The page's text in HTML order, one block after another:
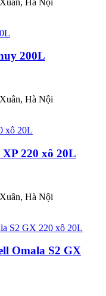
200L
Hà Nội
220 xô 20L
Hà Nội
Omala S2 GX